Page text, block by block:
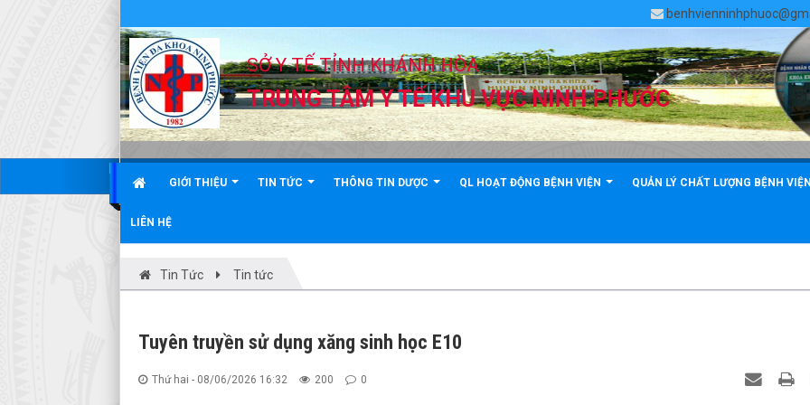
SỞ Y TẾ TỈNH KHÁNH HÒA
TRUNG TÂM Y TẾ KHU VỰC NINH PHƯỚC
GIỚI THIỆU TIN TỨC THÔNG TIN DƯỢC QL HOẠT ĐỘNG BỆNH VIỆN QUẢN LÝ CHẤT LƯỢNG BỆNH VIỆN
LIÊN HỆ
Tin Tức Tin tức
Tuyên truyền sử dụng xăng sinh học E10
Thứ hai - 08/06/2026 16:32 200 0